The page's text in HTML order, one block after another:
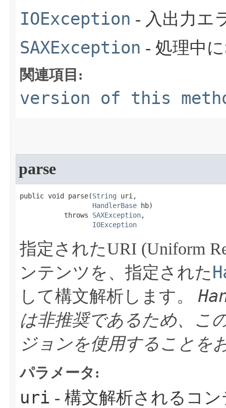
IOException - 入出力エ
SAXException - 処理中
関連項目:
version of this
parse
public void parse​(String uri,
HandlerBase hb)
           throws
SAXException,
IOException
指定されたURI (Uniform
ンテンツを、指定された
して構文解析します。
は非推奨であるため、こ
ジョンを使用することを
パラメータ:
uri - 構文解析されるコ